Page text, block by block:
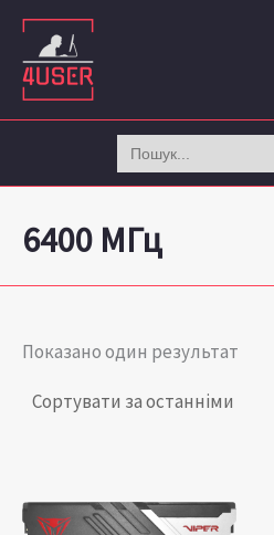
Перейти
вмісту
Search
for:
6400 МГц
Показано один результат